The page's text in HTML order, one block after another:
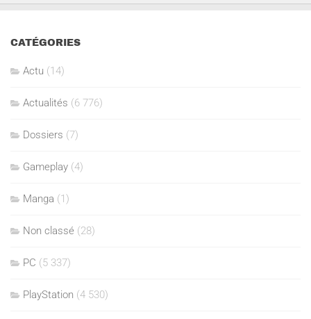
CATÉGORIES
Actu (14)
Actualités (6 776)
Dossiers (7)
Gameplay (4)
Manga (1)
Non classé (28)
PC (5 337)
PlayStation (4 530)